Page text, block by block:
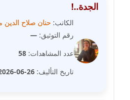
مدونة سلوي جلال
عاملة
عاملة
الجدة..!
الكاتب: حنان صلاح الدين
رقم التوثيق: —
عدد المشاهدات: 58
تاريخ التأليف: 26-06-2026